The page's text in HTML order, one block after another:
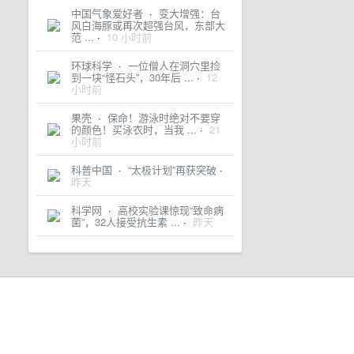
中国气象爱好者 · 变大增强：台
风白海豚或再次超强台风，东部大
范 ... · 10 小时前
环球科学 · 一位僧人在洞穴里捡
到一块“怪石头”，30年后 ... · 12
小时前
果壳 · 保命！游泳时绝对不要穿
的颜色！买泳衣时，当我 ... · 21
小时前
科普中国 · “太极计划”再获突破 ·
昨天
科学网 · 高校实验课惊现“致命病
菌”，32人接受抗生素 ... · 昨天